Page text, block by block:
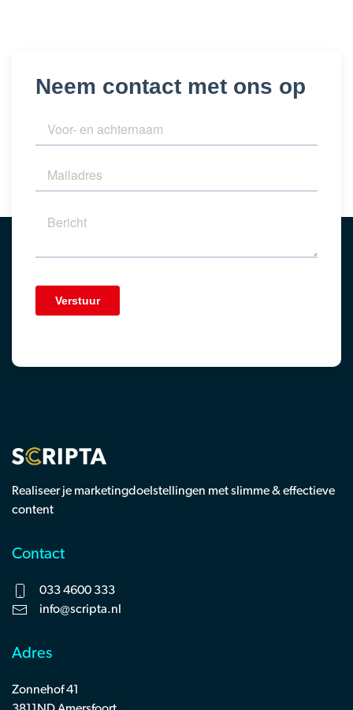
Realiseer je marketingdoelstellingen met slimme & effectieve
content
Contact
033 4600 333
info@scripta.nl
Adres
Zonnehof 41